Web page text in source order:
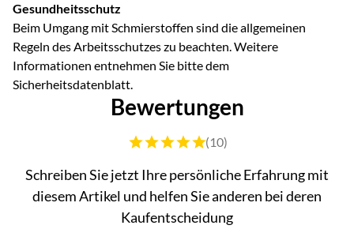
Gesundheitsschutz
Beim Umgang mit Schmierstoffen sind die allgemeinen
Regeln des Arbeitsschutzes zu beachten. Weitere
Informationen entnehmen Sie bitte dem
Sicherheitsdatenblatt.
Bewertungen
Bewertung: 5 von 5 (10 Bewertungen)
(10)
Schreiben Sie jetzt Ihre persönliche Erfahrung mit
diesem Artikel und helfen Sie anderen bei deren
Kaufentscheidung